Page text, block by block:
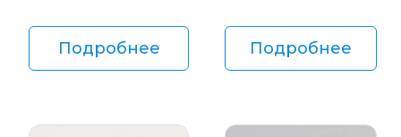
Подробнее Подробнее